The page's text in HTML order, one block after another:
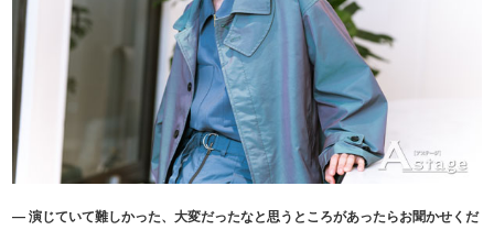
― 演じていて難しかった、大変だったなと思うところがあったらお聞かせくだ